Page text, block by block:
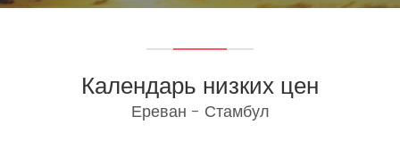
Календарь низких цен
Ереван - Стамбул